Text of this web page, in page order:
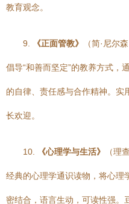
教育观念。
9. 《正面管教》 （简·尼尔森
倡导“和善而坚定”的教养方式，
的自律、责任感与合作精神。实
长欢迎。
10. 《心理学与生活》 （理
经典的心理学通识读物，将心理
密结合，语言生动，可读性强。